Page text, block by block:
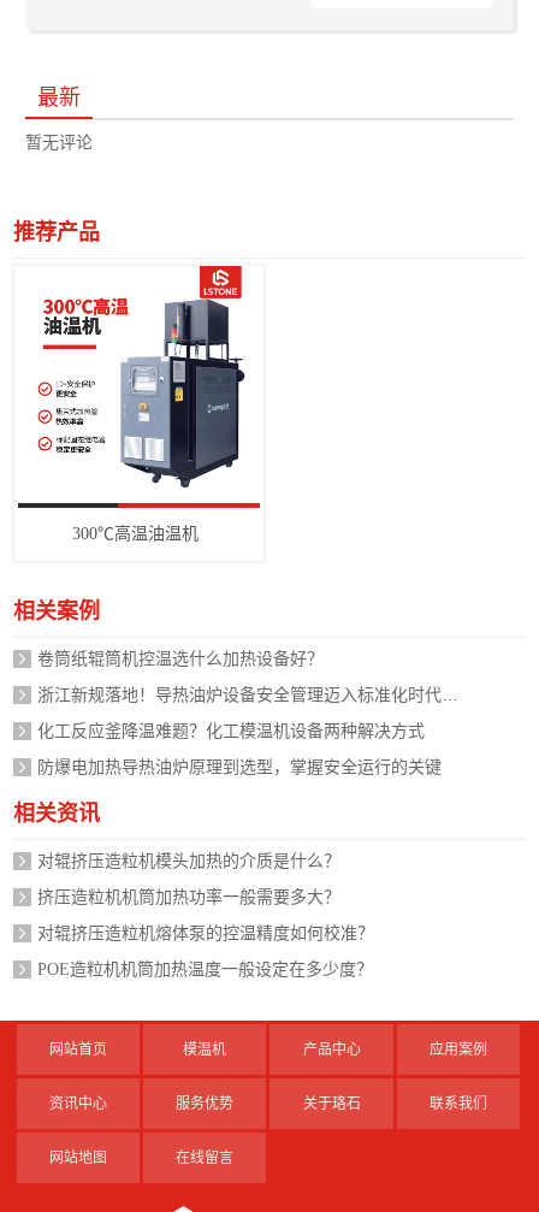
最新
暂无评论
推荐产品
300℃高温油温机
相关案例
卷筒纸辊筒机控温选什么加热设备好？
化工反应釜降温难题？化工模温机设备两种解决方式
防爆电加热导热油炉原理到选型，掌握安全运行的关键
相关资讯
对辊挤压造粒机模头加热的介质是什么？
挤压造粒机机筒加热功率一般需要多大？
对辊挤压造粒机熔体泵的控温精度如何校准？
POE造粒机机筒加热温度一般设定在多少度？
网站首页 模温机 产品中心 应用案例
资讯中心 服务优势 关于珞石 联系我们
网站地图 在线留言